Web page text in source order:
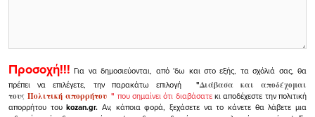
Προσοχή!!! Για να δημοσιεύονται, από 'δω και στο εξής, τα σχόλιά σας, θα
πρέπει να επιλέγετε, την παρακάτω επιλογή
"Διάβασα και αποδέχομαι
τουςΠολιτική απορρήτου" που σημαίνει ότι διαβάσατεκι αποδέχεστε την πολιτική
απορρήτου τουkozan.gr. Αν, κάποια φορά, ξεχάσετε να το κάνετε θα λάβετε μια